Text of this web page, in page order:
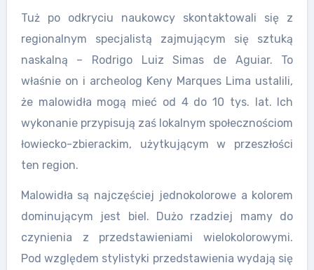
Tuż po odkryciu naukowcy skontaktowali się z
regionalnym specjalistą zajmującym się sztuką
naskalną – Rodrigo Luiz Simas de Aguiar. To
właśnie on i archeolog Keny Marques Lima ustalili,
że malowidła mogą mieć od 4 do 10 tys. lat. Ich
wykonanie przypisują zaś lokalnym społecznościom
łowiecko-zbierackim, użytkującym w przeszłości
ten region.
Malowidła są najczęściej jednokolorowe a kolorem
dominującym jest biel. Dużo rzadziej mamy do
czynienia z przedstawieniami wielokolorowymi.
Pod względem stylistyki przedstawienia wydają się